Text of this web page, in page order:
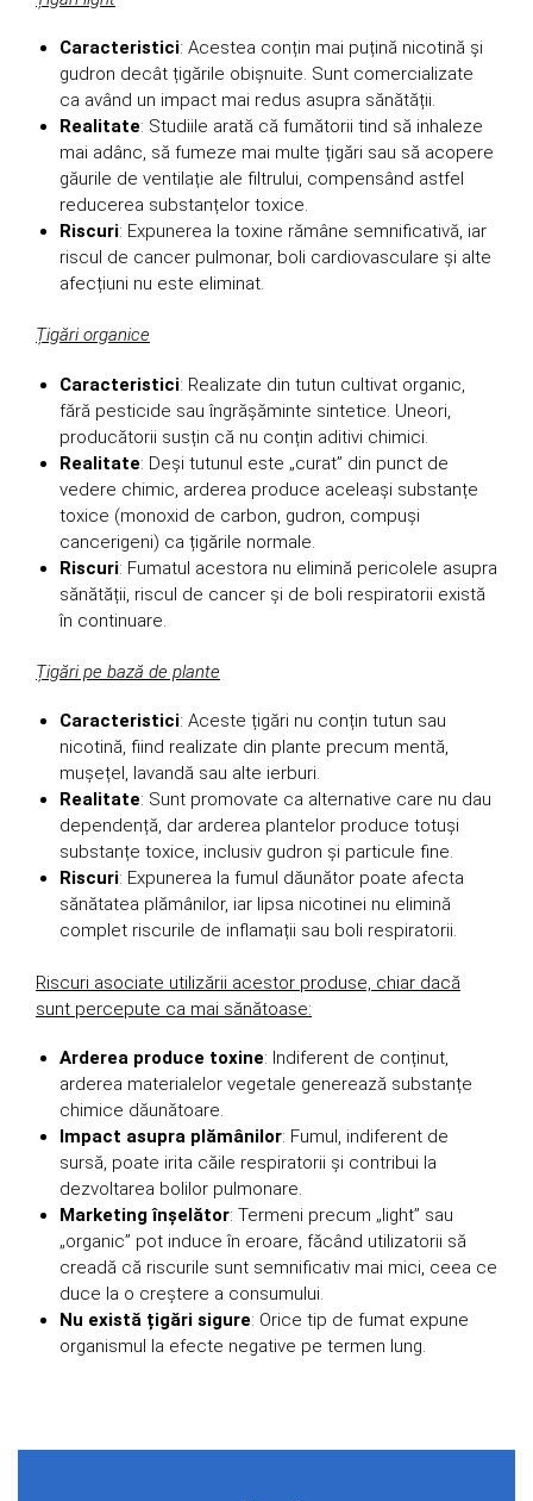
Caracteristici: Acestea conțin mai puțină nicotină și
gudron decât țigările obișnuite. Sunt comercializate
ca având un impact mai redus asupra sănătății.
Realitate: Studiile arată că fumătorii tind să inhaleze
mai adânc, să fumeze mai multe țigări sau să acopere
găurile de ventilație ale filtrului, compensând astfel
reducerea substanțelor toxice.
Riscuri: Expunerea la toxine rămâne semnificativă, iar
riscul de cancer pulmonar, boli cardiovasculare și alte
afecțiuni nu este eliminat.
Țigări organice
Caracteristici: Realizate din tutun cultivat organic,
fără pesticide sau îngrășăminte sintetice. Uneori,
producătorii susțin că nu conțin aditivi chimici.
Realitate: Deși tutunul este „curat” din punct de
vedere chimic, arderea produce aceleași substanțe
toxice (monoxid de carbon, gudron, compuși
cancerigeni) ca țigările normale.
Riscuri: Fumatul acestora nu elimină pericolele asupra
sănătății, riscul de cancer și de boli respiratorii există
în continuare.
Țigări pe bază de plante
Caracteristici: Aceste țigări nu conțin tutun sau
nicotină, fiind realizate din plante precum mentă,
mușețel, lavandă sau alte ierburi.
Realitate: Sunt promovate ca alternative care nu dau
dependență, dar arderea plantelor produce totuși
substanțe toxice, inclusiv gudron și particule fine.
Riscuri: Expunerea la fumul dăunător poate afecta
sănătatea plămânilor, iar lipsa nicotinei nu elimină
complet riscurile de inflamații sau boli respiratorii.
Riscuri asociate utilizării acestor produse, chiar dacă
sunt percepute ca mai sănătoase:
Arderea produce toxine: Indiferent de conținut,
arderea materialelor vegetale generează substanțe
chimice dăunătoare.
Impact asupra plămânilor: Fumul, indiferent de
sursă, poate irita căile respiratorii și contribui la
dezvoltarea bolilor pulmonare.
Marketing înșelător: Termeni precum „light” sau
„organic” pot induce în eroare, făcând utilizatorii să
creadă că riscurile sunt semnificativ mai mici, ceea ce
duce la o creștere a consumului.
Nu există țigări sigure: Orice tip de fumat expune
organismul la efecte negative pe termen lung.